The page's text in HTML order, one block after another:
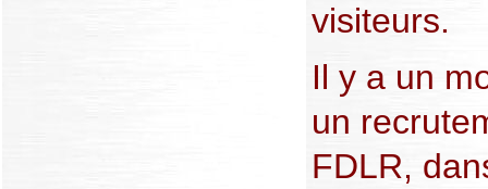
visiteurs.
Il y a un
un
FDLR,